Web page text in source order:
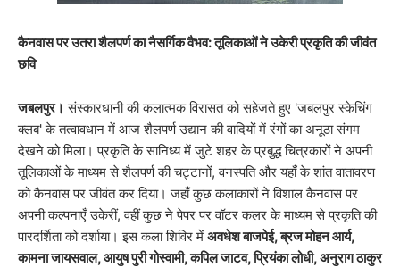
कैनवास पर उतरा शैलपर्ण का नैसर्गिक वैभव: तूलिकाओं ने उकेरी प्रकृति की जीवंत
छवि
जबलपुर। संस्कारधानी की कलात्मक विरासत को सहेजते हुए 'जबलपुर स्केचिंग
क्लब' के तत्वावधान में आज शैलपर्ण उद्यान की वादियों में रंगों का अनूठा संगम
देखने को मिला। प्रकृति के सानिध्य में जुटे शहर के प्रबुद्ध चित्रकारों ने अपनी
तूलिकाओं के माध्यम से शैलपर्ण की चट्टानों, वनस्पति और यहाँ के शांत वातावरण
को कैनवास पर जीवंत कर दिया। जहाँ कुछ कलाकारों ने विशाल कैनवास पर
अपनी कल्पनाएँ उकेरीं, वहीं कुछ ने पेपर पर वॉटर कलर के माध्यम से प्रकृति की
पारदर्शिता को दर्शाया। ​इस कला शिविर में अवधेश बाजपेई, ब्रज मोहन आर्य,
कामना जायसवाल, आयुष पुरी गोस्वामी, कपिल जाटव, प्रियंका लोधी, अनुराग ठाकुर